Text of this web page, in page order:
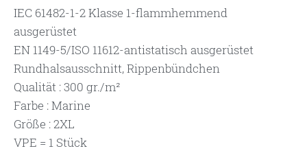
IEC 61482-1-2 Klasse 1-flammhemmend
ausgerüstet
EN 1149-5/ISO 11612-antistatisch ausgerüstet
Rundhalsausschnitt, Rippenbündchen
Qualität : 300 gr./m²
Farbe : Marine
Größe : 2XL
VPE = 1 Stück